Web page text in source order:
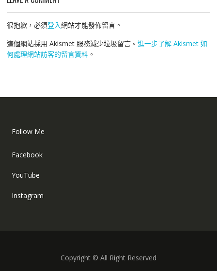
很抱歉，必須登入網站才能發佈留言。
這個網站採用 Akismet 服務減少垃圾留言。 進一步了解 Akismet 如
何處理網站訪客的留言資料。
Follow Me
Facebook
YouTube
Instagram
Copyright © All Right Reserved